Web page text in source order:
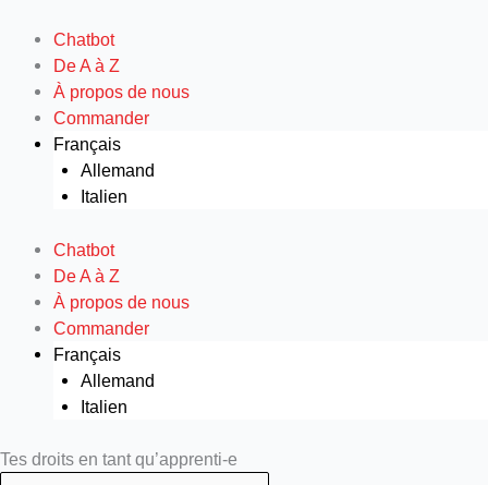
contenu
Chatbot
De A à Z
À propos de nous
Commander
Français
Allemand
Italien
Chatbot
De A à Z
À propos de nous
Commander
Français
Allemand
Italien
Tes droits en tant qu’apprenti-e
Search
Search